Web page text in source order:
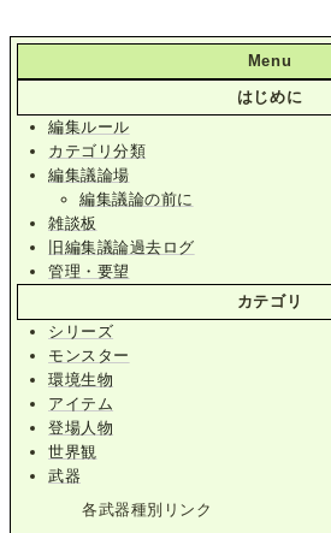
Menu
はじめに
編集ルール
カテゴリ分類
編集議論場
編集議論の前に
雑談板
旧編集議論過去ログ
管理・要望
カテゴリ
シリーズ
モンスター
環境生物
アイテム
登場人物
世界観
武器
各武器種別リンク